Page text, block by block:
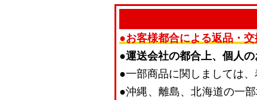
●お客様都合による返品・交
●運送会社の都合上、個人
●一部商品に関しましては
●沖縄、離島、北海道の一